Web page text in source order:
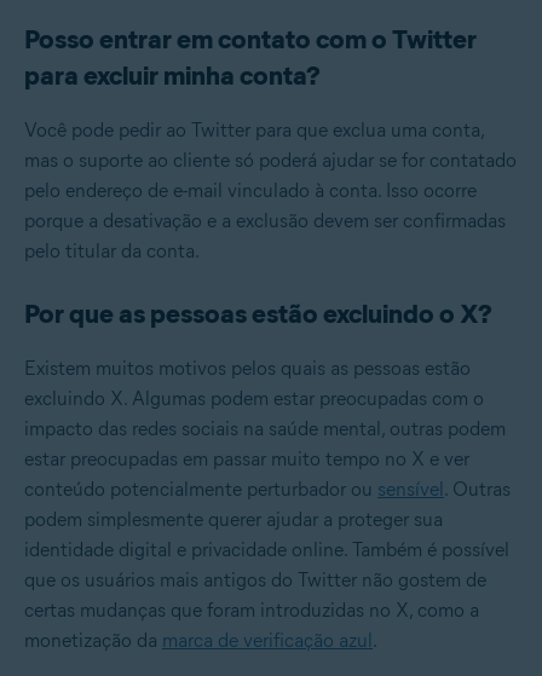
Posso entrar em contato com o Twitter
para excluir minha conta?
Você pode pedir ao Twitter para que exclua uma conta,
mas o suporte ao cliente só poderá ajudar se for contatado
pelo endereço de e-mail vinculado à conta. Isso ocorre
porque a desativação e a exclusão devem ser confirmadas
pelo titular da conta.
Por que as pessoas estão excluindo o X?
Existem muitos motivos pelos quais as pessoas estão
excluindo X. Algumas podem estar preocupadas com o
impacto das redes sociais na saúde mental , outras podem
estar preocupadas em passar muito tempo no X e ver
conteúdo potencialmente perturbador ou sensível . Outras
podem simplesmente querer ajudar a proteger sua
identidade digital e privacidade online. Também é possível
que os usuários mais antigos do Twitter não gostem de
certas mudanças que foram introduzidas no X, como a
monetização da marca de verificação azul .